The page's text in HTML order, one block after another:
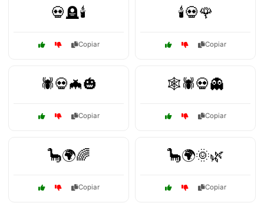
💀🪦🕯️
Copiar
🕯️💀🌹
Copiar
🕷️💀🦇🎃
Copiar
🕸️🕷️💀👻
Copiar
🦕🌍🌈
Copiar
🦕🌍🌞🌿
Copiar